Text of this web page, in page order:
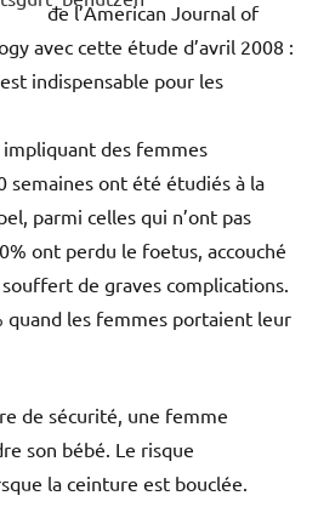
de l’American Journal of
avec cette étude d’avril 2008 :
indispensable pour les
des femmes
semaines ont été étudiés à la
parmi celles qui n’ont pas
ont perdu le foetus, accouché
de graves complications.
quand les femmes portaient leur
de sécurité, une femme
son bébé. Le risque
la ceinture est bouclée.